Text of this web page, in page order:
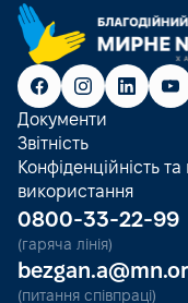
Документи
Звітність
Конфіденційність
використання
0800-33-22-99
(гаряча лінія)
(питання співпраці)